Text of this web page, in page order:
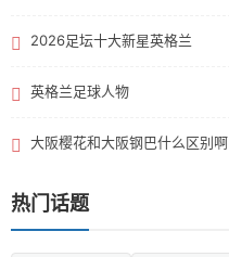
2026足坛十大新星英格兰
英格兰足球人物
大阪樱花和大阪钢巴什么区别啊
热门话题